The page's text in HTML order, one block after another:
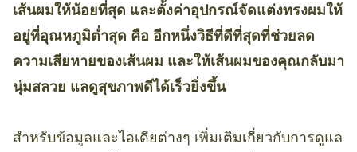
เส้นผมให้น้อยที่สุด และตั้งค่าอุปกรณ์จัดแต่งทรงผมให้
อยู่ที่อุณหภูมิต่ำสุด คือ อีกหนึ่งวิธีที่ดีที่สุดที่ช่วยลด
ความเสียหายของเส้นผม และให้เส้นผมของคุณกลับมา
นุ่มสลวย แลดูสุขภาพดีได้เร็วยิ่งขึ้น
สำหรับข้อมูลและไอเดียต่างๆ เพิ่มเติมเกี่ยวกับการดูแล